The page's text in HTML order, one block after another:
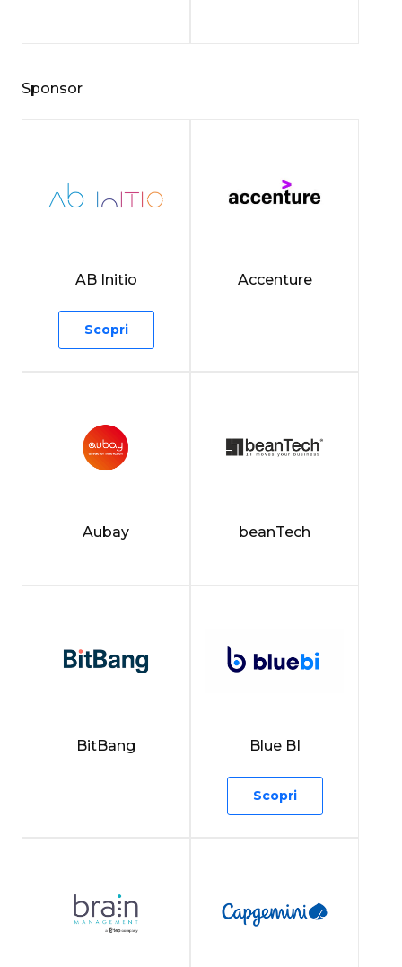
Sponsor
AB Initio
Scopri
Accenture
Aubay beanTech
BitBang Blue BI
Scopri